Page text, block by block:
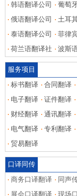
韩语翻译公司
葡萄
俄语翻译公司
土耳
泰语翻译公司
菲律
荷兰语翻译社
波斯
服务项目
标书翻译 合同翻译
电子翻译
证件翻译
财经翻译
通讯翻译
电气翻译
专利翻译
贸易翻译
口译同传
商务口译翻译 同声
展会口译翻译
现场